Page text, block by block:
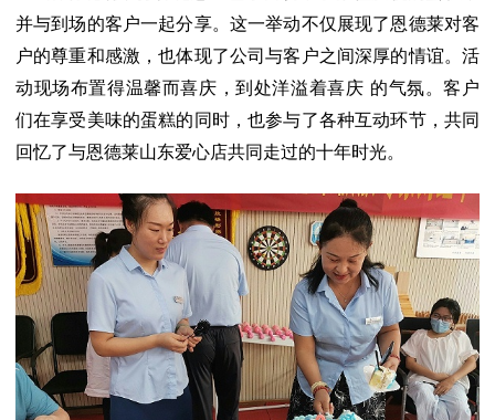
并与到场的客户一起分享。这一举动不仅展现了恩德莱对客
户的尊重和感激，也体现了公司与客户之间深厚的情谊。活
动现场布置得温馨而喜庆，到处洋溢着喜庆 的气氛。客户
们在享受美味的蛋糕的同时，也参与了各种互动环节，共同
回忆了与恩德莱山东爱心店共同走过的十年时光。